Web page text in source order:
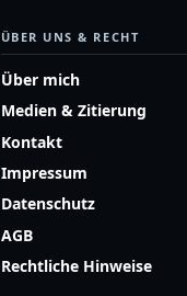
ÜBER UNS & RECHT
Über mich
Medien & Zitierung
Kontakt
Impressum
Datenschutz
AGB
Rechtliche Hinweise